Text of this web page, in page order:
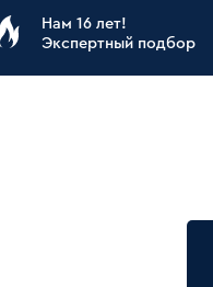
Нам 16 лет!
Экспертный подбор